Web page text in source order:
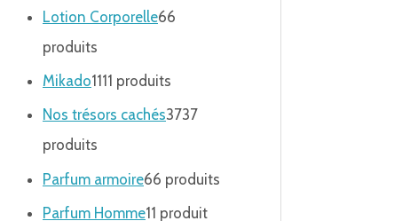
Lotion Corporelle66
produits
Mikado11 11 produits
Nos trésors cachés3737
produits
Parfum armoire66 produits
Parfum Homme11 produit